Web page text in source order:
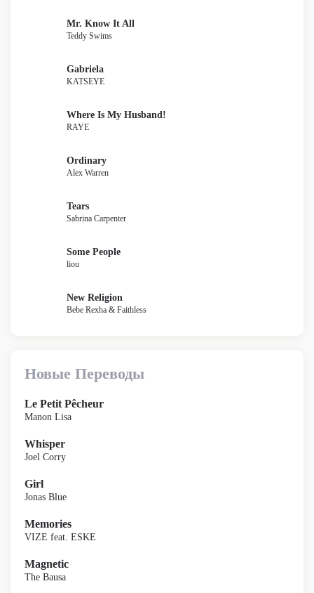
Mr. Know It All
Teddy Swims
Gabriela
KATSEYE
Where Is My Husband!
RAYE
Ordinary
Alex Warren
Tears
Sabrina Carpenter
Some People
liou
New Religion
Bebe Rexha & Faithless
Новые Переводы
Le Petit Pêcheur
Manon Lisa
Whisper
Joel Corry
Girl
Jonas Blue
Memories
VIZE feat. ESKE
Magnetic
The Bausa